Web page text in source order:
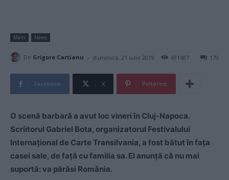
Main News
De Grigore Cartianu - duminică, 21 iulie 2019 179
691487
Facebook X Pinterest
O scenă barbară a avut loc vineri în Cluj-Napoca.
Scriitorul Gabriel Bota, organizatorul Festivalului
Internațional de Carte Transilvania, a fost bătut în fața
casei sale, de față cu familia sa. El anunță că nu mai
suportă: va părăsi România.